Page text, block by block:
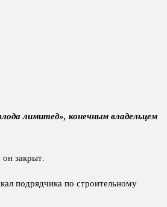
лимитед», конечным владельцем
закрыт.
подрядчика по строительному